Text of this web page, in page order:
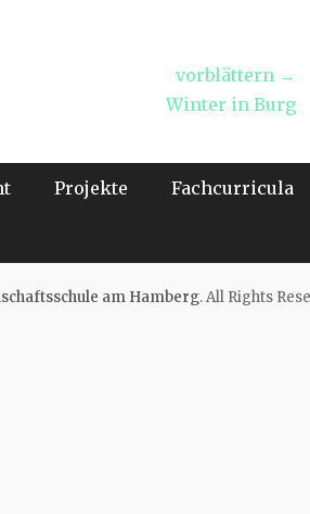
vorblättern →
Winter in Burg
Projekte Fachcurricula
am Hamberg. All Rights